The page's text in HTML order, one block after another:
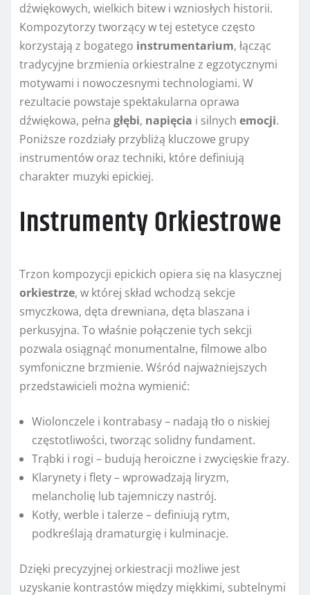
dźwiękowych, wielkich bitew i wzniosłych historii.
Kompozytorzy tworzący w tej estetyce często
korzystają z bogatego instrumentarium, łącząc
tradycyjne brzmienia orkiestralne z egzotycznymi
motywami i nowoczesnymi technologiami. W
rezultacie powstaje spektakularna oprawa
dźwiękowa, pełna głębi, napięcia i silnych emocji.
Poniższe rozdziały przybliżą kluczowe grupy
instrumentów oraz techniki, które definiują
charakter muzyki epickiej.
Instrumenty Orkiestrowe
Trzon kompozycji epickich opiera się na klasycznej
orkiestrze, w której skład wchodzą sekcje
smyczkowa, dęta drewniana, dęta blaszana i
perkusyjna. To właśnie połączenie tych sekcji
pozwala osiągnąć monumentalne, filmowe albo
symfoniczne brzmienie. Wśród najważniejszych
przedstawicieli można wymienić:
Wiolonczele i kontrabasy – nadają tło o niskiej
częstotliwości, tworząc solidny fundament.
Trąbki i rogi – budują heroiczne i zwycięskie frazy.
Klarynety i flety – wprowadzają liryzm,
melancholię lub tajemniczy nastrój.
Kotły, werble i talerze – definiują rytm,
podkreślają dramaturgię i kulminacje.
Dzięki precyzyjnej orkiestracji możliwe jest
uzyskanie kontrastów między miękkimi, subtelnymi